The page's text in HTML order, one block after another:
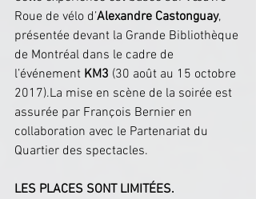
Roue de vélo d’Alexandre Castonguay,
présentée devant la Grande Bibliothèque
de Montréal dans le cadre de
l’événement KM3 (30 août au 15 octobre
2017).La mise en scène de la soirée est
assurée par François Bernier en
collaboration avec le Partenariat du
Quartier des spectacles.
LES PLACES SONT LIMITÉES.